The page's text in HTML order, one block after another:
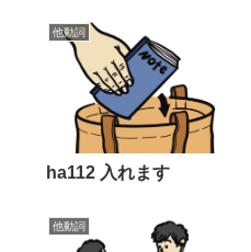
他動詞
ha112 入れます
他動詞